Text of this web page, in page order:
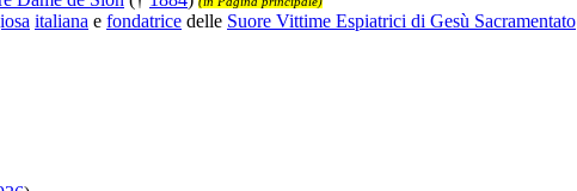
italiana e fondatrice delle Suore Vittime Espiatrici di Gesù Sacramentato